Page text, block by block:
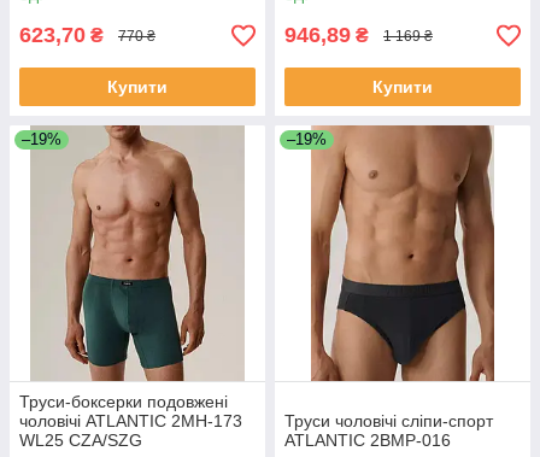
623,70 ₴ 770 ₴
Купити
946,89 ₴ 1 169 ₴
Купити
–19%
Труси-боксерки подовжені
чоловічі ATLANTIC 2MH-173
WL25 CZA/SZG
–19%
Труси чоловічі сліпи-спорт
ATLANTIC 2BMP-016